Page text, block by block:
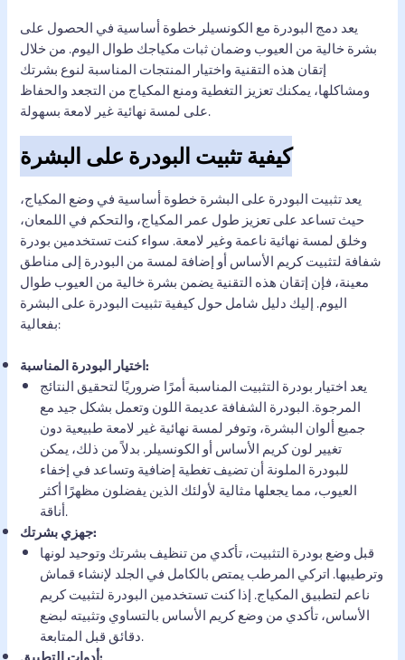
يعد دمج البودرة مع الكونسيلر خطوة أساسية في الحصول على
بشرة خالية من العيوب وضمان ثبات مكياجك طوال اليوم. من خلال
إتقان هذه التقنية واختيار المنتجات المناسبة لنوع بشرتك
ومشاكلها، يمكنك تعزيز التغطية ومنع المكياج من التجعد والحفاظ
على لمسة نهائية غير لامعة بسهولة.
كيفية تثبيت البودرة على البشرة
يعد تثبيت البودرة على البشرة خطوة أساسية في وضع المكياج،
حيث تساعد على تعزيز طول عمر المكياج، والتحكم في اللمعان،
وخلق لمسة نهائية ناعمة وغير لامعة. سواء كنت تستخدمين بودرة
شفافة لتثبيت كريم الأساس أو إضافة لمسة من البودرة إلى مناطق
معينة، فإن إتقان هذه التقنية يضمن بشرة خالية من العيوب طوال
اليوم. إليك دليل شامل حول كيفية تثبيت البودرة على البشرة
بفعالية:
اختيار البودرة المناسبة:
يعد اختيار بودرة التثبيت المناسبة أمرًا ضروريًا لتحقيق النتائج
المرجوة. البودرة الشفافة عديمة اللون وتعمل بشكل جيد مع
جميع ألوان البشرة، وتوفر لمسة نهائية غير لامعة طبيعية دون
تغيير لون كريم الأساس أو الكونسيلر. بدلاً من ذلك، يمكن
للبودرة الملونة أن تضيف تغطية إضافية وتساعد في إخفاء
العيوب، مما يجعلها مثالية لأولئك الذين يفضلون مظهرًا أكثر
أناقة.
جهزي بشرتك:
قبل وضع بودرة التثبيت، تأكدي من تنظيف بشرتك وتوحيد لونها
وترطيبها. اتركي المرطب يمتص بالكامل في الجلد لإنشاء قماش
ناعم لتطبيق المكياج. إذا كنت تستخدمين البودرة لتثبيت كريم
الأساس، تأكدي من وضع كريم الأساس بالتساوي وتثبيته لبضع
دقائق قبل المتابعة.